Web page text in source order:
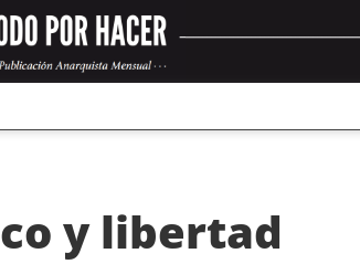
y libertad